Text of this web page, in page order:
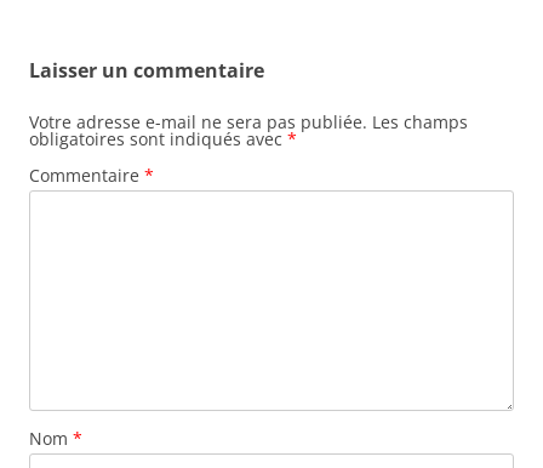
Laisser un commentaire
Votre adresse e-mail ne sera pas publiée. Les champs
obligatoires sont indiqués avec *
Commentaire *
Nom *